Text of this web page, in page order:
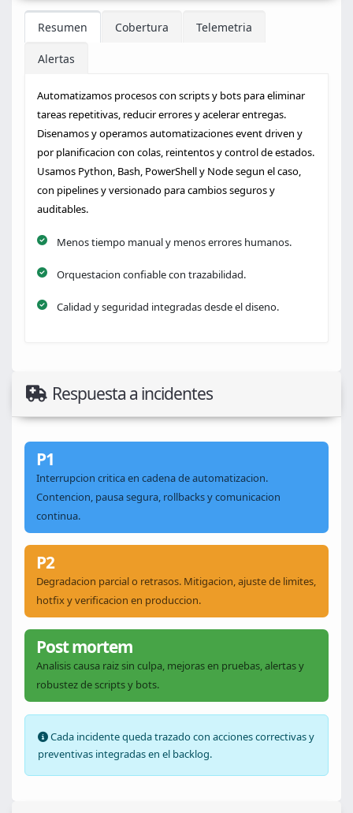
Resumen Cobertura Telemetria
Alertas
Automatizamos procesos con scripts y bots para eliminar
tareas repetitivas, reducir errores y acelerar entregas.
Disenamos y operamos automatizaciones event driven y
por planificacion con colas, reintentos y control de estados.
Usamos Python, Bash, PowerShell y Node segun el caso,
con pipelines y versionado para cambios seguros y
auditables.
Menos tiempo manual y menos errores humanos.
Orquestacion confiable con trazabilidad.
Calidad y seguridad integradas desde el diseno.
Respuesta a incidentes
P1
Interrupcion critica en cadena de automatizacion.
Contencion, pausa segura, rollbacks y comunicacion
continua.
P2
Degradacion parcial o retrasos. Mitigacion, ajuste de limites,
hotfix y verificacion en produccion.
Post mortem
Analisis causa raiz sin culpa, mejoras en pruebas, alertas y
robustez de scripts y bots.
Cada incidente queda trazado con acciones correctivas y
preventivas integradas en el backlog.